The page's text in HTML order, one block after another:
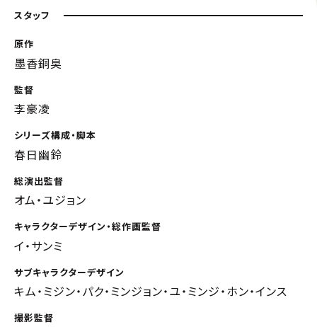
スタッフ
原作
墨香銅臭
監督
李豪凌
シリーズ構成・脚本
春日幽鈴
総演出監督
オム・ユジョン
キャラクターデザイン・総作画監督
イ・サンミ
サブキャラクターデザイン
キム・ミジン・パク・ミンジョン・ユ・ミンジ・ホン・インス
撮影監督